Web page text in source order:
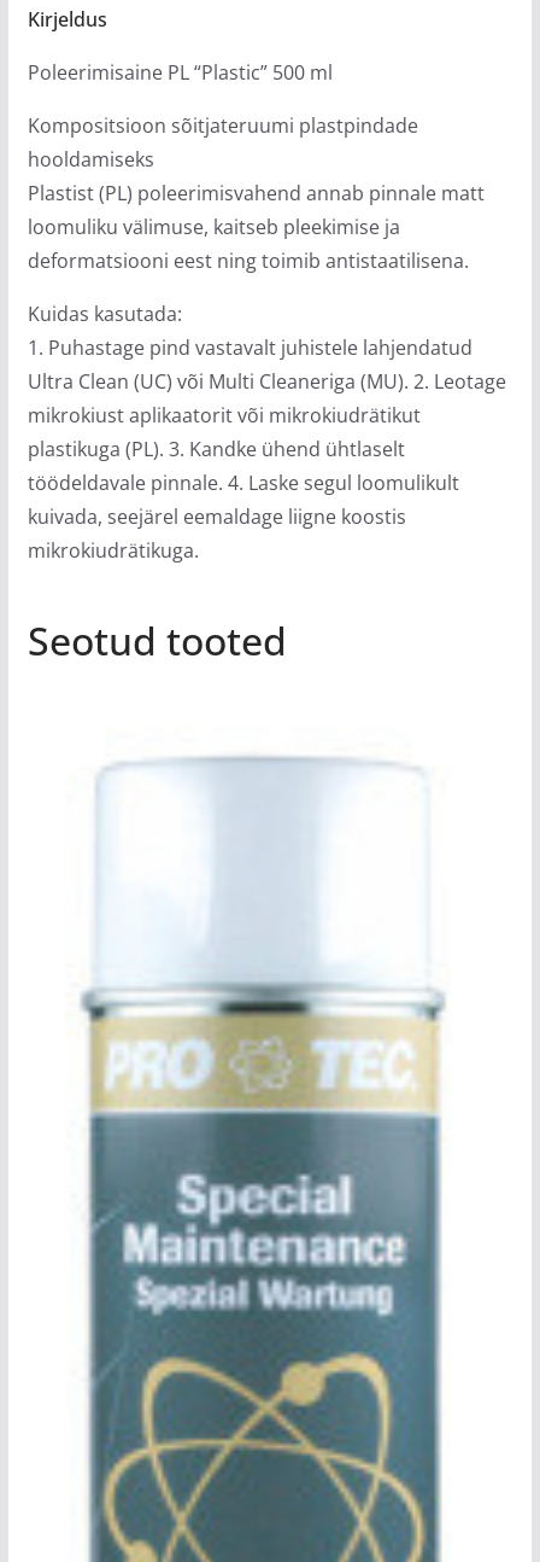
Kirjeldus
Poleerimisaine PL “Plastic” 500 ml
Kompositsioon sõitjateruumi plastpindade
hooldamiseks
Plastist (PL) poleerimisvahend annab pinnale matt
loomuliku välimuse, kaitseb pleekimise ja
deformatsiooni eest ning toimib antistaatilisena.
Kuidas kasutada:
1. Puhastage pind vastavalt juhistele lahjendatud
Ultra Clean (UC) või Multi Cleaneriga (MU). 2. Leotage
mikrokiust aplikaatorit või mikrokiudrätikut
plastikuga (PL). 3. Kandke ühend ühtlaselt
töödeldavale pinnale. 4. Laske segul loomulikult
kuivada, seejärel eemaldage liigne koostis
mikrokiudrätikuga.
Seotud tooted